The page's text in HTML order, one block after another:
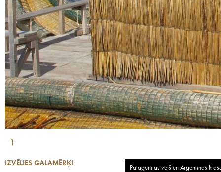
1
IZVĒLIES GALAMĒRĶI
Patagonijas vējš un Argentīnas